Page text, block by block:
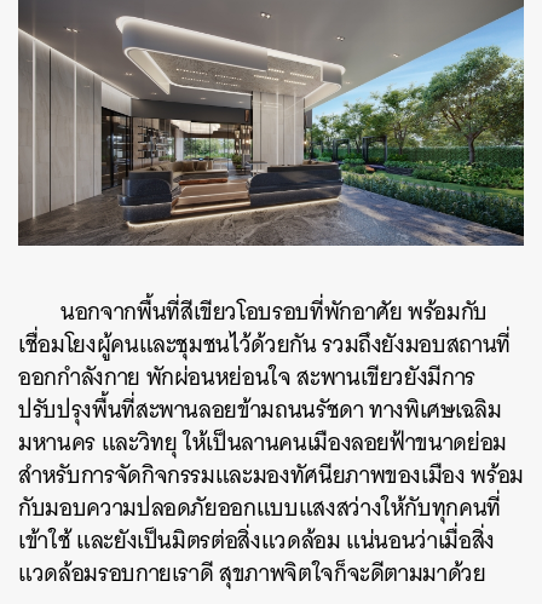
นอกจากพื้นที่สีเขียวโอบรอบที่พักอาศัย พร้อมกับ
เชื่อมโยงผู้คนและชุมชนไว้ด้วยกัน รวมถึงยังมอบสถานที่
ออกกำลังกาย พักผ่อนหย่อนใจ สะพานเขียวยังมีการ
ปรับปรุงพื้นที่สะพานลอยข้ามถนนรัชดา ทางพิเศษเฉลิม
มหานคร และวิทยุ ให้เป็นลานคนเมืองลอยฟ้าขนาดย่อม
สำหรับการจัดกิจกรรมและมองทัศนียภาพของเมือง พร้อม
กับมอบความปลอดภัยออกแบบแสงสว่างให้กับทุกคนที่
เข้าใช้ และยังเป็นมิตรต่อสิ่งแวดล้อม แน่นอนว่าเมื่อสิ่ง
แวดล้อมรอบกายเราดี สุขภาพจิตใจก็จะดีตามมาด้วย
ค้นหา
SHARE TWEET LINE EMAIL